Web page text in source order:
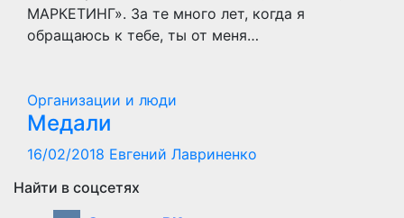
МАРКЕТИНГ». За те много лет, когда я
обращаюсь к тебе, ты от меня…
Организации и люди
Медали
16/02/2018 Евгений Лавриненко
Найти в соцсетях